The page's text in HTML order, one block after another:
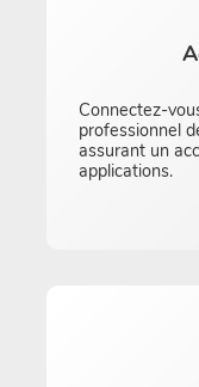
Connectez-
professionnel
assurant un
applications.